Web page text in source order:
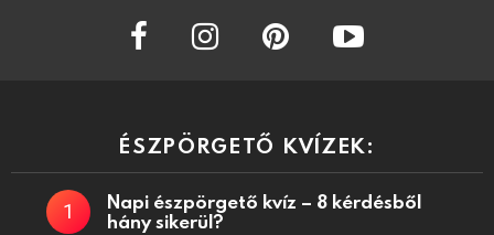
facebook instagram
ÉSZPÖRGETŐ KVÍZEK:
Napi észpörgető kvíz – 8 kérdésből
hány sikerül?